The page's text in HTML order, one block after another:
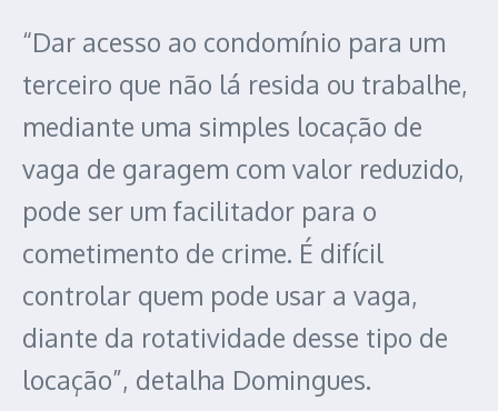
“Dar acesso ao condomínio para um
terceiro que não lá resida ou trabalhe,
mediante uma simples locação de
vaga de garagem com valor reduzido,
pode ser um facilitador para o
cometimento de crime. É difícil
controlar quem pode usar a vaga,
diante da rotatividade desse tipo de
locação”, detalha Domingues.